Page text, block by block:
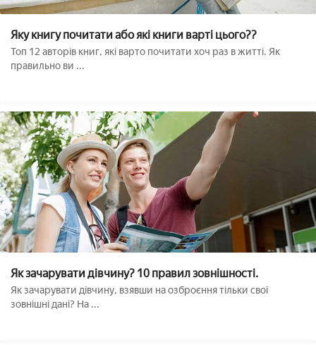
Яку книгу почитати або які книги варті цього??
Топ 12 авторів книг, які варто почитати хоч раз в житті. Як
правильно ви ...
Як зачарувати дівчину? 10 правил зовнішності.
Як зачарувати дівчину, взявши на озброєння тільки свої
зовнішні дані? На ...